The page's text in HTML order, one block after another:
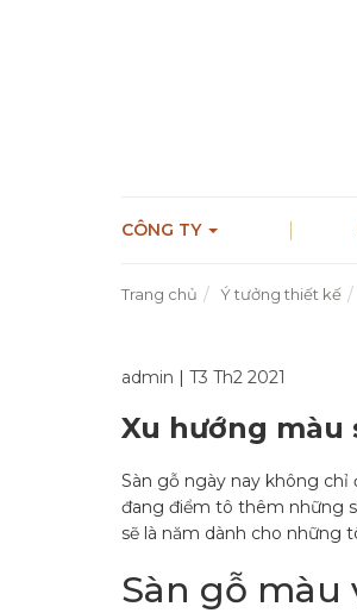
CÔNG TY
Trang chủ Ý tưởng thiết kế
admin | T3 Th2 2021
Xu hướng màu
Sàn gỗ ngày nay không chỉ
đang điểm tô thêm những
sẽ là năm dành cho những
Sàn gỗ màu